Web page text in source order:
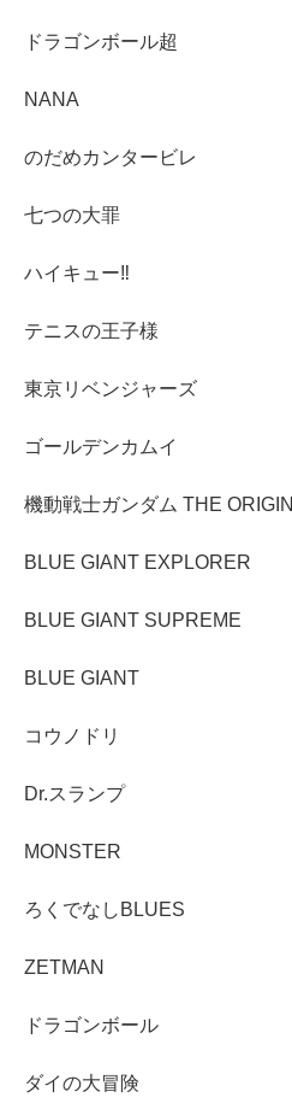
ドラゴンボール超
NANA
のだめカンタービレ
七つの大罪
ハイキュー‼︎
テニスの王子様
東京リベンジャーズ
ゴールデンカムイ
機動戦士ガンダム THE ORIGIN
BLUE GIANT EXPLORER
BLUE GIANT SUPREME
BLUE GIANT
コウノドリ
Dr.スランプ
MONSTER
ろくでなしBLUES
ZETMAN
ドラゴンボール
ダイの大冒険